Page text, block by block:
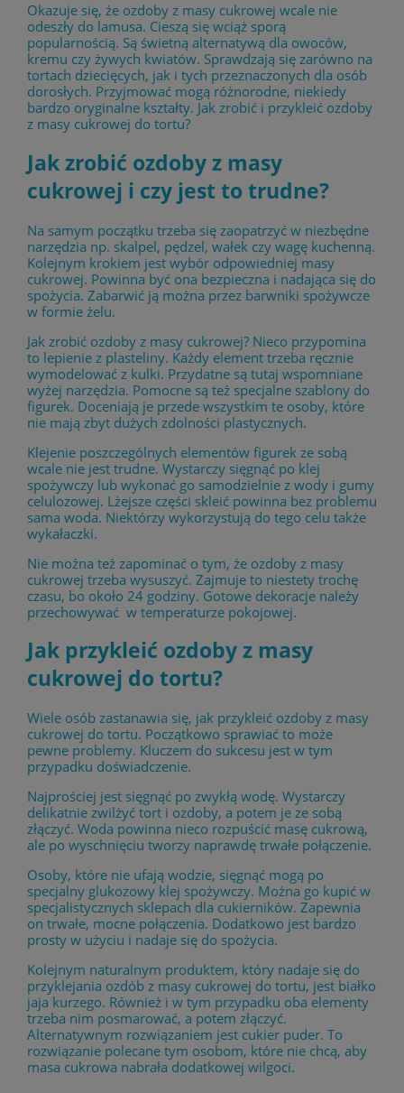
Okazuje się, że ozdoby z masy cukrowej wcale nie
odeszły do lamusa. Cieszą się wciąż sporą
popularnością. Są świetną alternatywą dla owoców,
kremu czy żywych kwiatów. Sprawdzają się zarówno na
tortach dziecięcych, jak i tych przeznaczonych dla osób
dorosłych. Przyjmować mogą różnorodne, niekiedy
bardzo oryginalne kształty. Jak zrobić i przykleić ozdoby
z masy cukrowej do tortu?
Jak zrobić ozdoby z masy
cukrowej i czy jest to trudne?
Na samym początku trzeba się zaopatrzyć w niezbędne
narzędzia np. skalpel, pędzel, wałek czy wagę kuchenną.
Kolejnym krokiem jest wybór odpowiedniej masy
cukrowej. Powinna być ona bezpieczna i nadająca się do
spożycia. Zabarwić ją można przez barwniki spożywcze
w formie żelu.
Jak zrobić ozdoby z masy cukrowej? Nieco przypomina
to lepienie z plasteliny. Każdy element trzeba ręcznie
wymodelować z kulki. Przydatne są tutaj wspomniane
wyżej narzędzia. Pomocne są też specjalne szablony do
figurek. Doceniają je przede wszystkim te osoby, które
nie mają zbyt dużych zdolności plastycznych.
Klejenie poszczególnych elementów figurek ze sobą
wcale nie jest trudne. Wystarczy sięgnąć po klej
spożywczy lub wykonać go samodzielnie z wody i gumy
celulozowej. Lżejsze części skleić powinna bez problemu
sama woda. Niektórzy wykorzystują do tego celu także
wykałaczki.
Nie można też zapominać o tym, że ozdoby z masy
cukrowej trzeba wysuszyć. Zajmuje to niestety trochę
czasu, bo około 24 godziny. Gotowe dekoracje należy
przechowywać w temperaturze pokojowej.
Jak przykleić ozdoby z masy
cukrowej do tortu?
Wiele osób zastanawia się, jak przykleić ozdoby z masy
cukrowej do tortu. Początkowo sprawiać to może
pewne problemy. Kluczem do sukcesu jest w tym
przypadku doświadczenie.
Najprościej jest sięgnąć po zwykłą wodę. Wystarczy
delikatnie zwilżyć tort i ozdoby, a potem je ze sobą
złączyć. Woda powinna nieco rozpuścić masę cukrową,
ale po wyschnięciu tworzy naprawdę trwałe połączenie.
Osoby, które nie ufają wodzie, sięgnąć mogą po
specjalny glukozowy klej spożywczy. Można go kupić w
specjalistycznych sklepach dla cukierników. Zapewnia
on trwałe, mocne połączenia. Dodatkowo jest bardzo
prosty w użyciu i nadaje się do spożycia.
Kolejnym naturalnym produktem, który nadaje się do
przyklejania ozdób z masy cukrowej do tortu, jest białko
jaja kurzego. Również i w tym przypadku oba elementy
trzeba nim posmarować, a potem złączyć.
Alternatywnym rozwiązaniem jest cukier puder. To
rozwiązanie polecane tym osobom, które nie chcą, aby
masa cukrowa nabrała dodatkowej wilgoci.